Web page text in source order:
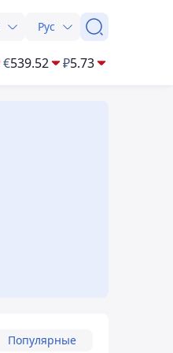
Рус
€539.52 ₽5.73
Популярные